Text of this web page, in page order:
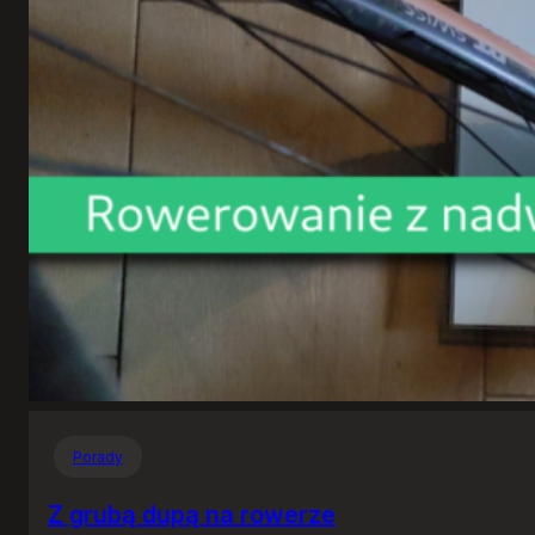
Porady
Z grubą dupą na rowerze